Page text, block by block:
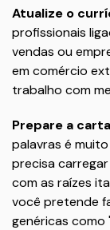
Atualize o
profissionais
vendas ou
em comércio
trabalho com
Prepare a
palavras é
precisa
com as raízes
você pretende
genéricas como